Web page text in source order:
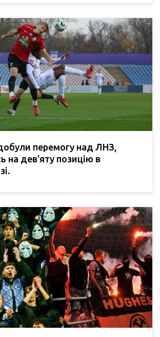
перемогу над ЛНЗ,
на дев'яту позицію в